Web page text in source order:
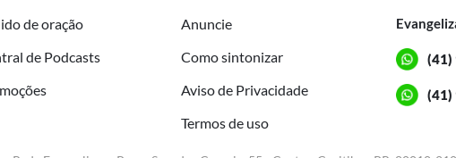
de oração
de Podcasts
Anuncie
Como sintonizar
Aviso de Privacidade
Termos de uso
(41)
(41)